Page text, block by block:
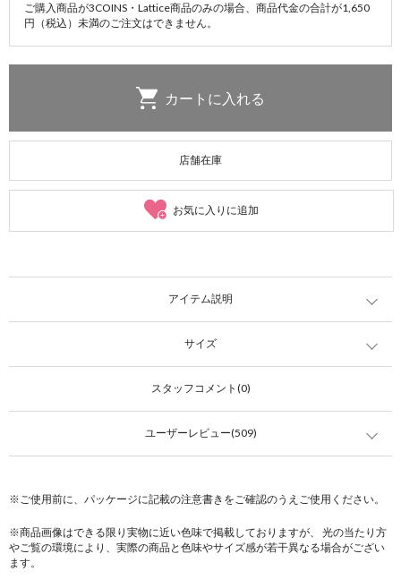
ご購入商品が3COINS・Lattice商品のみの場合、商品代金の合計が1,650
円（税込）未満のご注文はできません。
店舗在庫
お気に入りに追加
アイテム説明
サイズ
スタッフコメント(0)
ユーザーレビュー(509)
※ご使用前に、パッケージに記載の注意書きをご確認のうえご使用ください。
※商品画像はできる限り実物に近い色味で掲載しておりますが、 光の当たり方
やご覧の環境により、実際の商品と色味やサイズ感が若干異なる場合がござい
ます。